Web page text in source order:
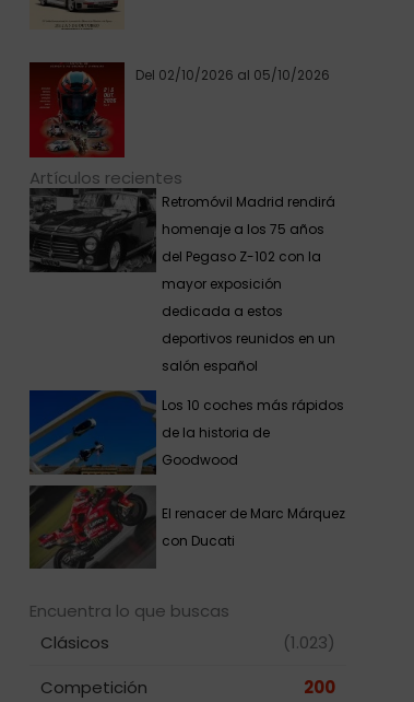
Del 02/10/2026 al 05/10/2026
Artículos recientes
Retromóvil Madrid rendirá
homenaje a los 75 años
del Pegaso Z-102 con la
mayor exposición
dedicada a estos
deportivos reunidos en un
salón español
Los 10 coches más rápidos
de la historia de
Goodwood
El renacer de Marc Márquez
con Ducati
Encuentra lo que buscas
Clásicos
(1.023)
Competición
200